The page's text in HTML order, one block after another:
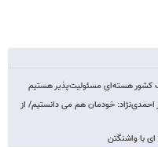
کشور هسته‌ای مسئولیت‌پذیر هستیم
خودمان هم می دانستیم/ از
با واشنگتن